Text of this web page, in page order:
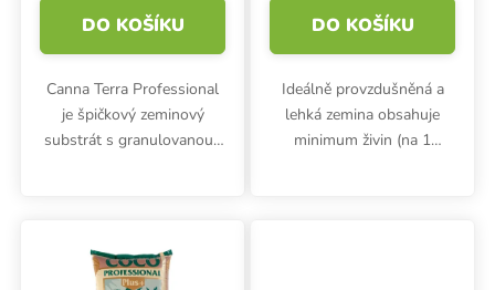
DO KOŠÍKU
Canna Terra Professional
je špičkový zeminový
substrát s granulovanou i
přírodní látky a...
DO KOŠÍKU
Ideálně provzdušněná a
lehká zemina obsahuje
minimum živin (na 1